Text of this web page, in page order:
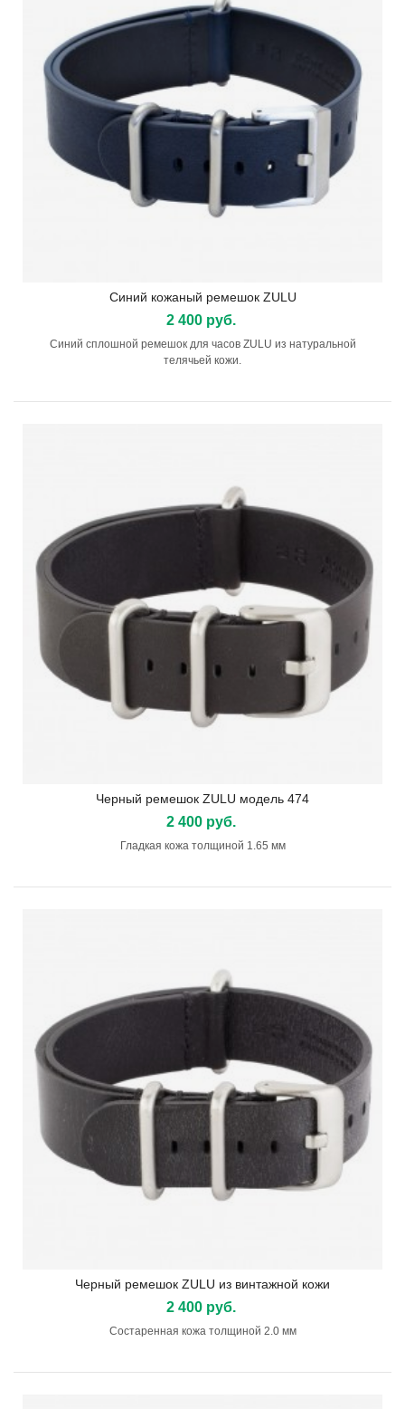
Синий кожаный ремешок ZULU
2 400 руб.
Синий сплошной ремешок для часов ZULU из натуральной
телячьей кожи.
Черный ремешок ZULU модель 474
2 400 руб.
Гладкая кожа толщиной 1.65 мм
Черный ремешок ZULU из винтажной кожи
2 400 руб.
Состаренная кожа толщиной 2.0 мм